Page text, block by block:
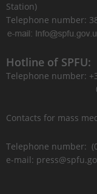
Station)
Telephone number:
Hotline of SPFU:
Telephone number:
0 800
Contacts for mass
Telephone number:
e-mail: